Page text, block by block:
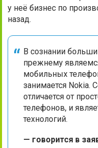
у неё бизнес по
назад.
В сознании
прежнему
мобильных
занимается Nokia.
отличается от
телефонов, и
технологий.
— говорится в